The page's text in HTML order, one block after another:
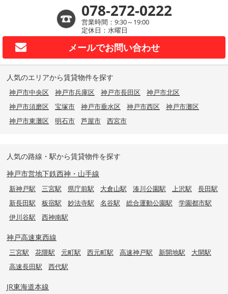
078-272-0222
営業時間：9:30～19:00
定休日：水曜日
メールでお問い合わせ
人気のエリアから賃貸物件を探す
神戸市中央区 神戸市兵庫区 神戸市長田区
神戸市北区
神戸市須磨区
宝塚市 神戸市垂水区 神戸市西区
神戸市灘区
神戸市東灘区
明石市 芦屋市 西宮市
人気の路線・駅から賃貸物件を探す
神戸市営地下鉄西神・山手線
新神戸駅 三宮駅 県庁前駅 大倉山駅 湊川公園駅 上沢駅
長田駅
新長田駅
板宿駅 妙法寺駅 名谷駅 総合運動公園駅
学園都市駅
伊川谷駅
西神南駅
神戸高速東西線
三宮駅 花隈駅 元町駅 西元町駅 高速神戸駅 新開地駅
大開駅
高速長田駅
西代駅
JR東海道本線